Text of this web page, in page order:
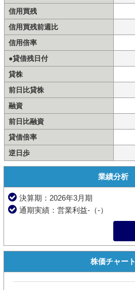
信用買残
信用買残前週比
信用倍率
●貸借残日付
貸株
前日比貸株
融資
前日比融資
貸借倍率
逆日歩
業績分析
決算期：2026年3月期
通期実績：営業利益-（-）
株価チャート